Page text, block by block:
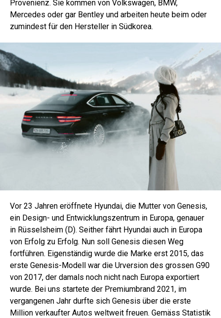
Provenienz. Sie kommen von Volkswagen, BMW,
Mercedes oder gar Bentley und arbeiten heute beim oder
zumindest für den Hersteller in Südkorea.
Vor 23 Jahren eröffnete Hyundai, die Mutter von Genesis,
ein Design- und Entwicklungszentrum in Europa, genauer
in Rüsselsheim (D). Seither fährt Hyundai auch in Europa
von Erfolg zu Erfolg. Nun soll Genesis diesen Weg
fortführen. Eigenständig wurde die Marke erst 2015, das
erste Genesis-Modell war die Urversion des grossen G90
von 2017, der damals noch nicht nach Europa exportiert
wurde. Bei uns startete der Premiumbrand 2021, im
vergangenen Jahr durfte sich Genesis über die erste
Million verkaufter Autos weltweit freuen. Gemäss Statistik